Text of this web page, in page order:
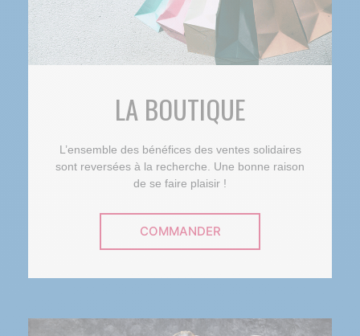
LA BOUTIQUE
L’ensemble des bénéfices des ventes solidaires
sont reversées à la recherche. Une bonne raison
de se faire plaisir !
COMMANDER